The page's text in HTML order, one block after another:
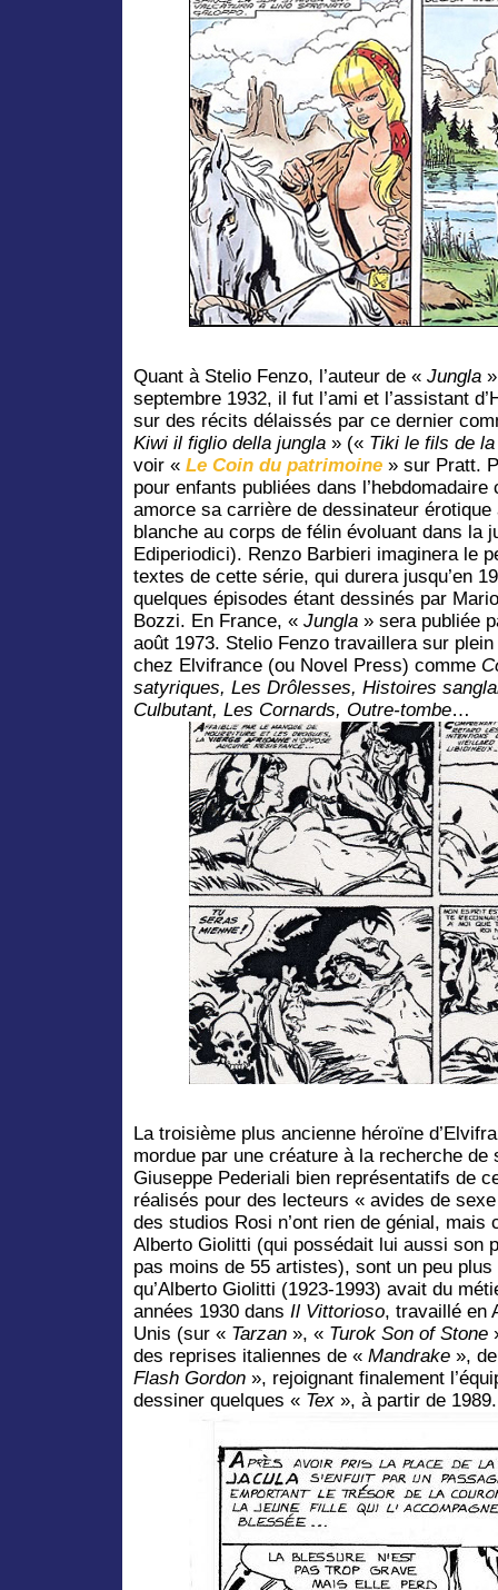
Quant à Stelio Fenzo, l’auteur de « Jungla
septembre 1932, il fut l’ami et l’assistant
sur des récits délaissés par ce dernier
Kiwi il figlio della jungla » (« Tiki le fils de
voir « Le Coin du patrimoine » sur Pratt.
pour enfants publiées dans
amorce sa carrière de dessinateur
blanche au corps de félin évoluant dans la
Ediperiodici). Renzo Barbieri imaginera le
textes de cette série, qui durera jusqu’en
quelques épisodes étant dessinés par
Bozzi. En France, « Jungla » sera publiée
août 1973. Stelio Fenzo travaillera sur
chez Elvifrance (ou Novel Press) comme
satyriques, Les Drôlesses, Histoires
Culbutant, Les Cornards, Outre-tombe…
La troisième plus ancienne héroïne
mordue par une créature à la recherche
Giuseppe Pederiali bien représentatifs de
réalisés pour des lecteurs « avides de
des studios Rosi n’ont rien de génial, mais
Alberto Giolitti (qui possédait lui aussi son
pas moins de 55 artistes), sont un peu
qu’Alberto Giolitti (1923-1993) avait du
années 1930 dans Il Vittorioso, travaillé en
Unis (sur « Tarzan », « Turok Son of Stone
des reprises italiennes de « Mandrake »,
Flash Gordon », rejoignant finalement
dessiner quelques « Tex », à partir de 1989.